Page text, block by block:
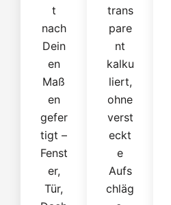
t
nach
Dein
en
Maß
en
gefer
tigt –
Fenst
er,
Tür,
trans
pare
nt
kalku
liert,
ohne
verst
eckt
e
Aufs
chläg